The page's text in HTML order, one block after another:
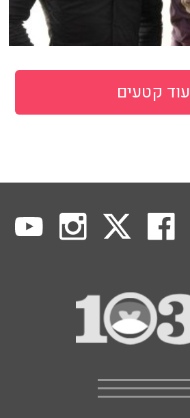
עוד קטעים